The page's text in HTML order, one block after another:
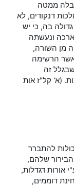
ממטה
דנקודים, לא
בה, כי יש
ונעשתה
מן השורה,
הרשימה
זה
(א' קל"ז אות
להתברר
שלהם,
אורות דגדלות,
דוממים,